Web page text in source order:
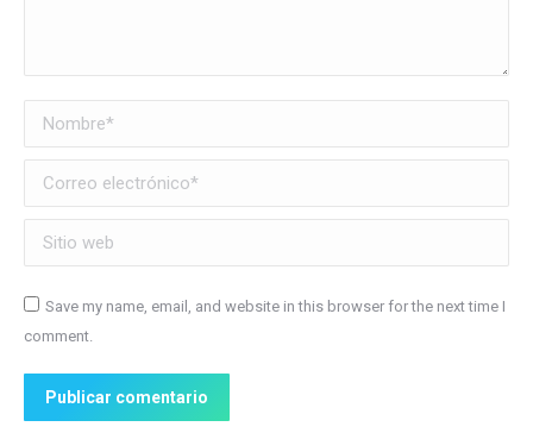
Nombre *
Correo electrónico *
Sitio web
Save my name, email, and website in this browser for the next time I
comment.
Publicar comentario